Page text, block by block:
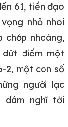
61, tiền đạo
nhỏ nhoi
chớp nhoáng,
điểm một
2, một con số
người lạc
dám nghĩ tới